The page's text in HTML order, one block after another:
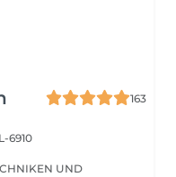
163
6910
UND